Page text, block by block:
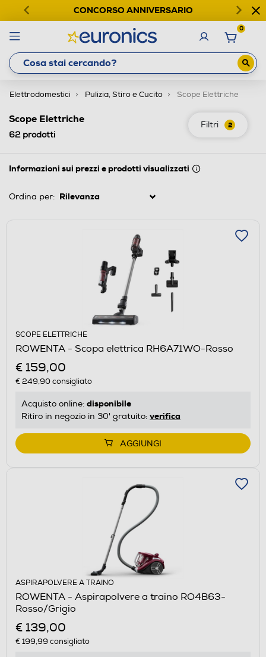
CONCORSO ANNIVERSARIO
0
Elettrodomestici Pulizia, Stiro e Cucito Scope Elettriche
Filtri 2
Scope Elettriche
62prodotti
Informazioni sui prezzi e prodotti visualizzati
Ordina per:
SCOPE ELETTRICHE
ROWENTA - Scopa elettrica RH6A71WO-Rosso
€ 159,00
€ 249,90consigliato
Acquisto online: disponibile
Ritiro in negozio in 30' gratuito: verifica
AGGIUNGI
ASPIRAPOLVERE A TRAINO
ROWENTA - Aspirapolvere a traino RO4B63-
Rosso/Grigio
€ 139,00
€ 199,99 consigliato